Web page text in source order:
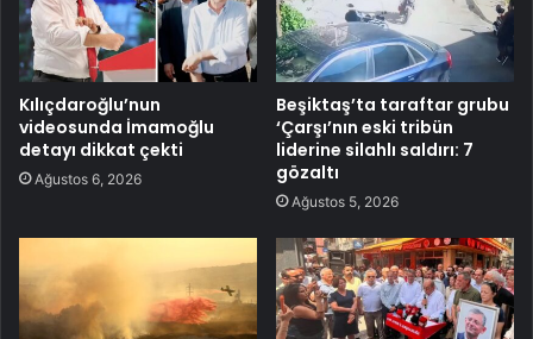
Kılıçdaroğlu’nun
videosunda İmamoğlu
detayı dikkat çekti
Ağustos 6, 2026
Beşiktaş’ta taraftar grubu
‘Çarşı’nın eski tribün
liderine silahlı saldırı: 7
gözaltı
Ağustos 5, 2026